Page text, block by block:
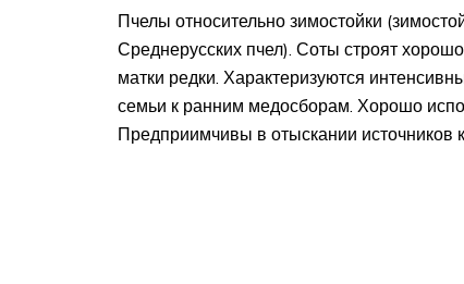
Пчелы относительно зимостойки
Среднерусских пчел). Соты строят
матки редки. Характеризуются
семьи к ранним медосборам. Хорошо
Предприимчивы в отыскании источников